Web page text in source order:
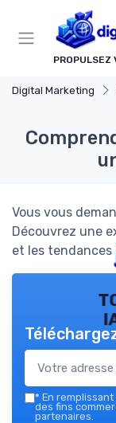
PROPULSEZ
Digital Marketing
Vous vous
Découvrez une
et les tendances
* En remplissant
des fins
partenaires.
Panneau de